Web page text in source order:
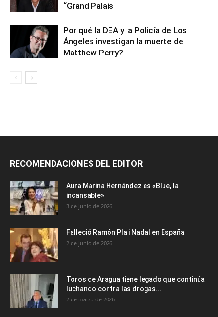
“Grand Palais
Por qué la DEA y la Policía de Los
Ángeles investigan la muerte de
Matthew Perry?
RECOMENDACIONES DEL EDITOR
Aura Marina Hernández es «Blue, la
incansable»
3 de junio de 2026
Falleció Ramón Pla i Nadal en España
2 de junio de 2026
Toros de Aragua tiene legado que continúa
luchando contra las drogas...
2 de marzo de 2026